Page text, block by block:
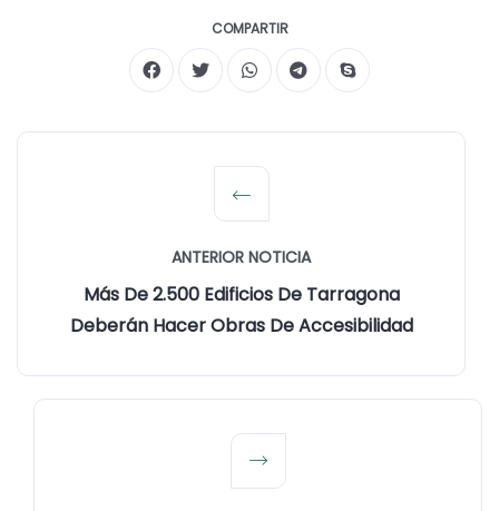
COMPARTIR
ANTERIOR NOTICIA
Más De 2.500 Edificios De Tarragona
Deberán Hacer Obras De Accesibilidad